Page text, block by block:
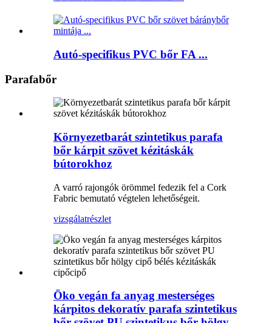
Autó-specifikus PVC bőr FA ...
Parafabőr
Környezetbarát szintetikus parafa
bőr kárpit szövet kézitáskák
bútorokhoz
A varró rajongók örömmel fedezik fel a Cork
Fabric bemutató végtelen lehetőségeit.
vizsgálatrészlet
Öko vegán fa anyag mesterséges
kárpitos dekoratív parafa szintetikus